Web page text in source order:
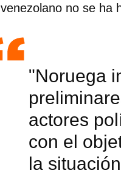
venezolano no se ha
"Noruega
actores
con el
la